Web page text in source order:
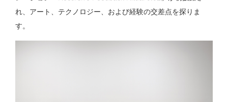
れ、アート、テクノロジー、および経験の交差点を探りま
す。